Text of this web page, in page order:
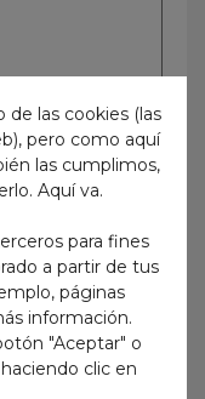
de las cookies (las
pero como aquí
las cumplimos,
Aquí va.
para fines
a partir de tus
páginas
información.
"Aceptar" o
clic en